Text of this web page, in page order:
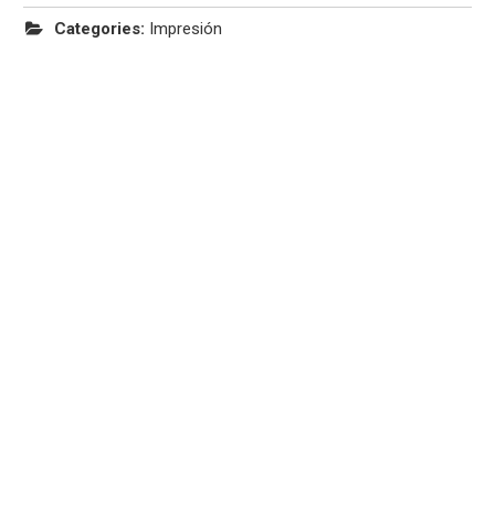
Categories: Impresión